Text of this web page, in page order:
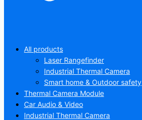
All products
Laser Rangefinder
Industrial Thermal Camera
Smart home & Outdoor safety
Thermal Camera Module
Car Audio & Video
Industrial Thermal Camera